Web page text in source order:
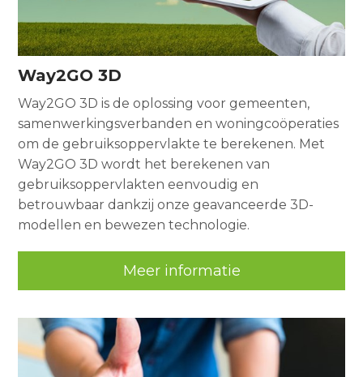
Way2GO 3D
Way2GO 3D is de oplossing voor gemeenten,
samenwerkingsverbanden en woningcoöperaties
om de gebruiksoppervlakte te berekenen. Met
Way2GO 3D wordt het berekenen van
gebruiksoppervlakten eenvoudig en
betrouwbaar dankzij onze geavanceerde 3D-
modellen en bewezen technologie.
Meer informatie